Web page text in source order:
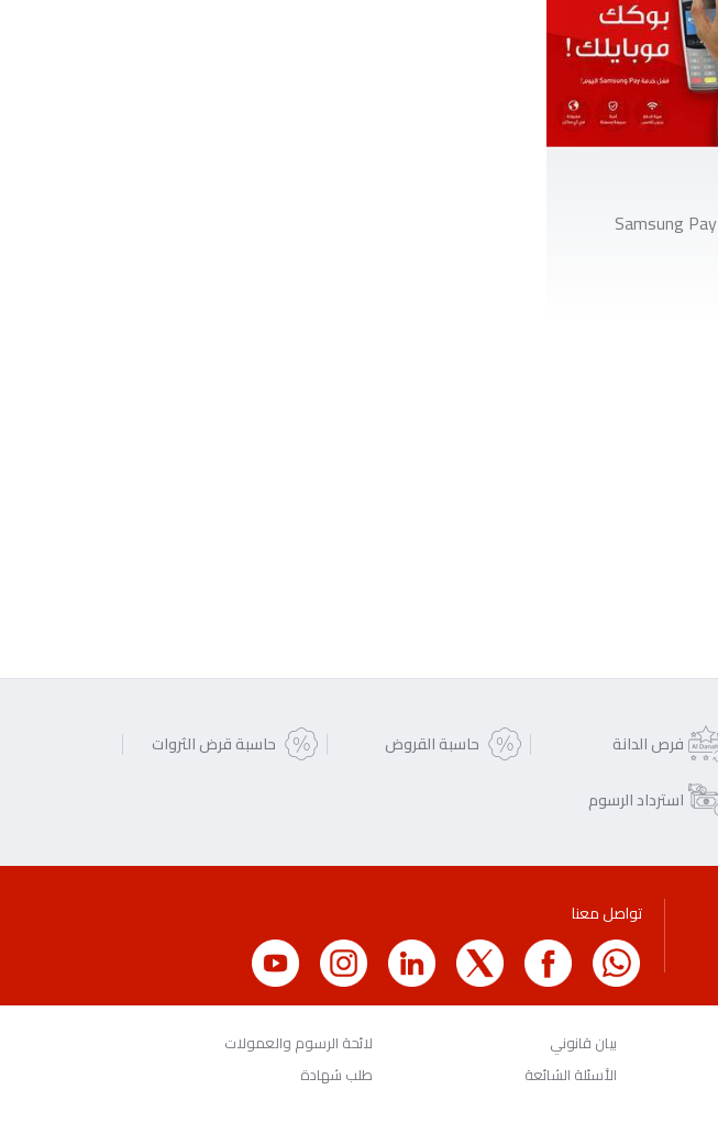
المحفظة الرقمية الخاصة بـ Samsung Pay
فرص الدانة حاسبة القروض
حاسبة قرض الثروات
استرداد الرسوم
تواصل معنا
بيان قانوني
لائحة الرسوم والعمولات
الأسئلة الشائعة
طلب شهادة